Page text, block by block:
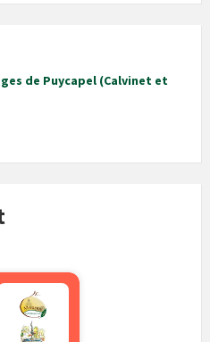
de Puycapel (Calvinet et